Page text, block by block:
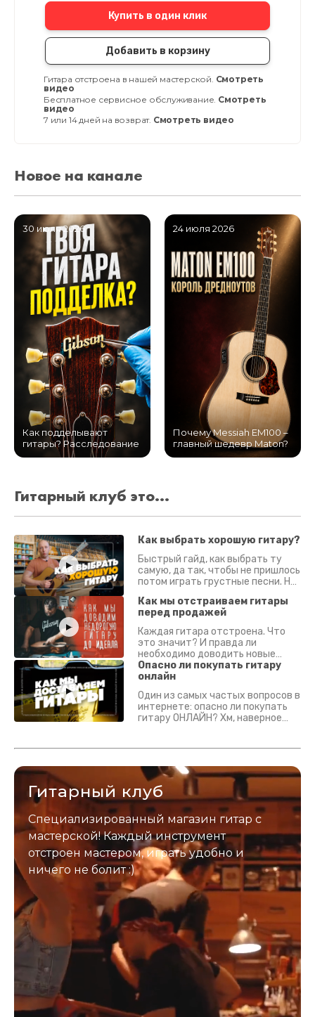
Купить в один клик
Добавить в корзину
Гитара отстроена в нашей мастерской. Смотреть
видео
Бесплатное сервисное обслуживание. Смотреть
видео
7 или 14 дней на возврат. Смотреть видео
Новое на канале
30 июля 2026
Как подделывают
гитары? Расследование
24 июля 2026
Почему Messiah EM100 –
главный шедевр Maton?
Гитарный клуб это...
Как выбрать хорошую гитару?
Быстрый гайд, как выбрать ту
самую, да так, чтобы не пришлось
потом играть грустные песни. На
Как мы отстраиваем гитары
перед продажей
Каждая гитара отстроена. Что
это значит? И правда ли
необходимо доводить новые
гитары? Если кратко - да.
Подробно - в видео :)
Опасно ли покупать гитару
онлайн
Один из самых частых вопросов в
интернете: опасно ли покупать
гитару ОНЛАЙН? Хм, наверное
застрахован. Случись что -
Гитарный клуб
Специализированный магазин гитар с
мастерской! Каждый инструмент
отстроен мастером, играть удобно и
ничего не болит :)